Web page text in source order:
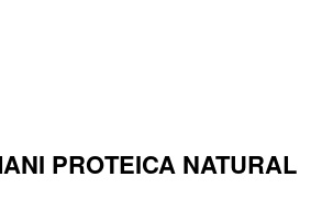
PROTEICA NATURAL